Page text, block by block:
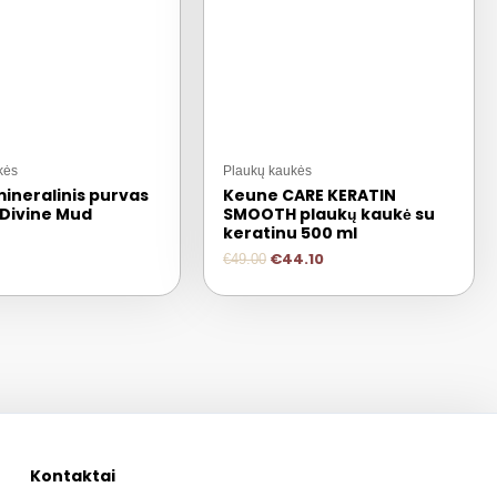
purvas
Mud
Plaukų kaukės
Keune CARE KERATIN
SMOOTH plaukų kaukė su
keratinu 500 ml
€49.00 €44.10
Kontaktai